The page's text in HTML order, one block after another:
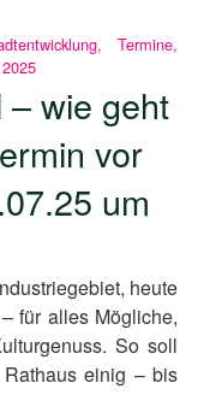
, Termine,
– wie geht
vor
um
heute
für alles Mögliche,
So soll
einig – bis